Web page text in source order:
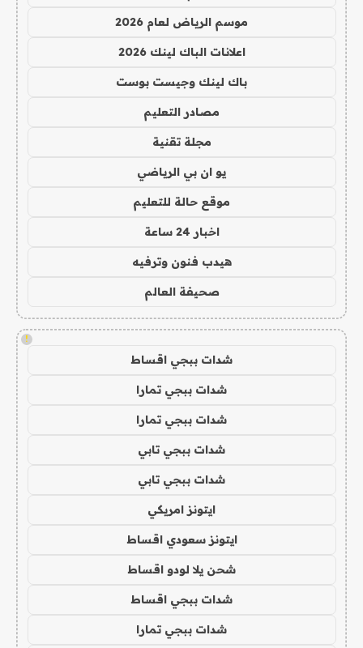
موسم الرياض لعام 2026
اعلانات الباك لينك 2026
باك لينك وجيست بوست
مصادر التعليم
مجلة تقنية
يو ان بي الرياضي
موقع حالة للتعليم
اخبار 24 ساعة
هيدب فنون وترفيه
صحيفة العالم
!
شدات ببجي اقساط
شدات ببجي تمارا
شدات ببجي تمارا
شدات ببجي تابي
شدات ببجي تابي
ايتونز امريكي
ايتونز سعودي اقساط
شحن يلا لودو اقساط
شدات ببجي اقساط
شدات ببجي تمارا